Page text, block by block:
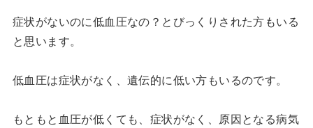
症状がないのに低血圧なの？とびっくりされた方もいる
と思います。
低血圧は症状がなく、遺伝的に低い方もいるのです。
もともと血圧が低くても、症状がなく、原因となる病気